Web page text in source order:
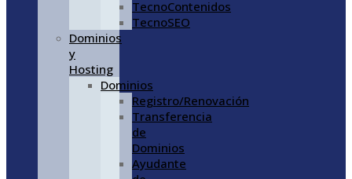
TecnoContenidos
TecnoSEO
Dominios
y
Hosting
Dominios
Registro/Renovación
Transferencia
de
Dominios
Ayudante